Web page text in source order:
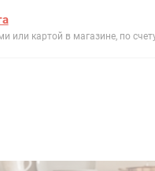
Есть
или картой в магазине, по